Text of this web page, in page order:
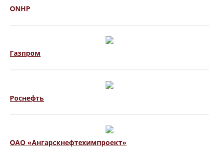
ONHP
Газпром
Роснефть
ОАО «Ангарскнефтехимпроект»